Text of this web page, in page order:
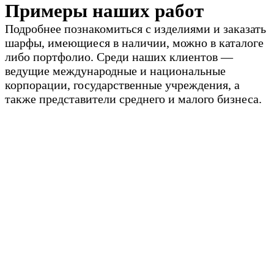
Примеры наших работ
Подробнее познакомиться с изделиями и заказать
шарфы, имеющиеся в наличии, можно в каталоге
либо портфолио. Среди наших клиентов —
ведущие международные и национальные
корпорации, государственные учреждения, а
также представители среднего и малого бизнеса.